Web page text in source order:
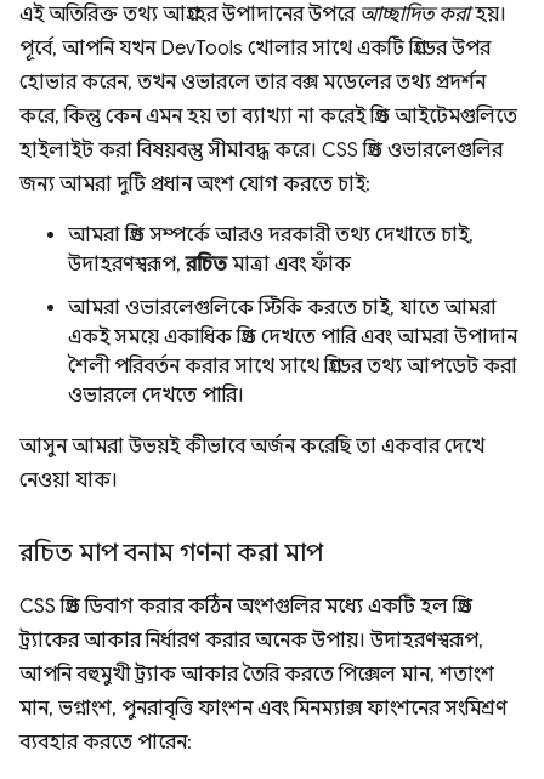
এই অতিরিক্ত তথ্য আগ্রহের উপাদানের উপরে আচ্ছাদিত করাহয়।
পূর্বে, আপনি যখন DevTools খোলার সাথে একটি গ্রিডের উপর
হোভার করেন, তখন ওভারলে তার বক্স মডেলের তথ্য প্রদর্শন
করে, কিন্তু কেন এমন হয় তা ব্যাখ্যা না করেই গ্রিড আইটেমগুলিতে
হাইলাইট করা বিষয়বস্তু সীমাবদ্ধ করে। CSS গ্রিড ওভারলেগুলির
জন্য আমরা দুটি প্রধান অংশ যোগ করতে চাই:
আমরা গ্রিড সম্পর্কে আরও দরকারী তথ্য দেখাতে চাই,
উদাহরণস্বরূপ,রচিতমাত্রা এবং ফাঁক
আমরা ওভারলেগুলিকে স্টিকি করতে চাই, যাতে আমরা
একই সময়ে একাধিক গ্রিড দেখতে পারি এবং আমরা উপাদান
শৈলী পরিবর্তন করার সাথে সাথে গ্রিডের তথ্য আপডেট করা
ওভারলে দেখতে পারি।
আসুন আমরা উভয়ই কীভাবে অর্জন করেছি তা একবার দেখে
নেওয়া যাক।
রচিত মাপ বনাম গণনা করা মাপ
CSS গ্রিড ডিবাগ করার কঠিন অংশগুলির মধ্যে একটি হল গ্রিড
ট্র্যাকের আকার নির্ধারণ করার অনেক উপায়। উদাহরণস্বরূপ,
আপনি বহুমুখী ট্র্যাক আকার তৈরি করতে পিক্সেল মান, শতাংশ
মান, ভগ্নাংশ, পুনরাবৃত্তি ফাংশন এবং মিনম্যাক্স ফাংশনের সংমিশ্রণ
ব্যবহার করতে পারেন: